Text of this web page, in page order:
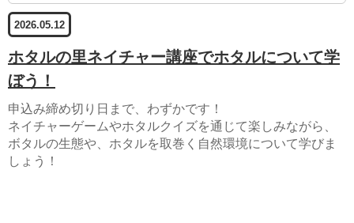
2026.05.12
ホタルの里ネイチャー講座でホタルについて学
ぼう！
申込み締め切り日まで、わずかです！
ネイチャーゲームやホタルクイズを通じて楽しみながら、
ボタルの生態や、ホタルを取巻く自然環境について学びま
しょう！